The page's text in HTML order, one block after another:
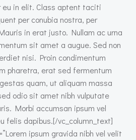
in elit. Class aptent taciti
per conubia nostra, per
in erat justo. Nullam ac urna
sit amet a augue. Sed non
nisi. Proin condimentum
pharetra, erat sed fermentum
quam, ut aliquam massa
odio sit amet nibh vulputate
Morbi accumsan ipsum vel
felis dapibus.[/vc_column_text]
ipsum gravida nibh vel velit